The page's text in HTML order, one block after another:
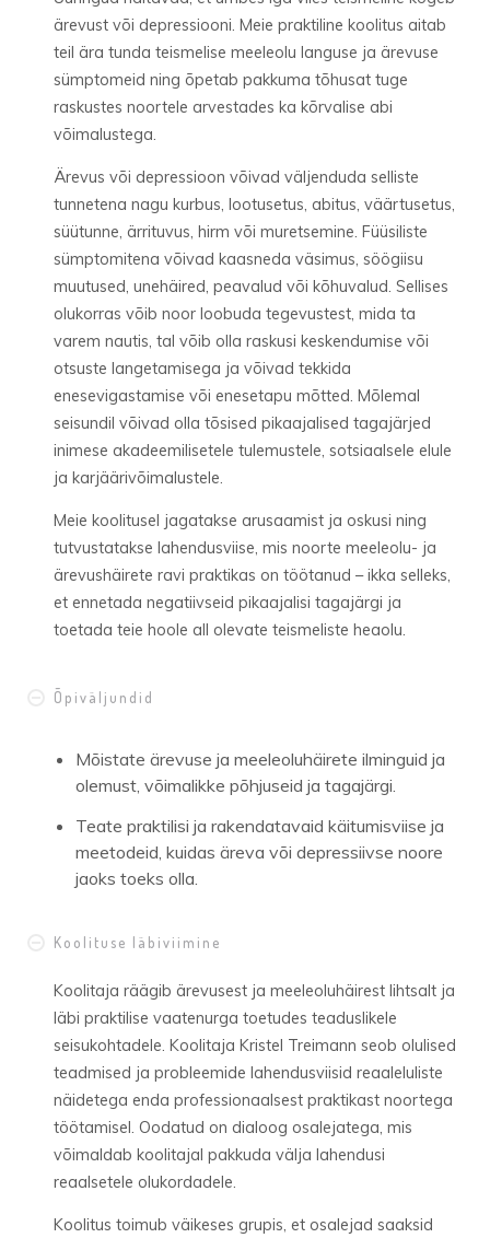
ärevust või depressiooni. Meie praktiline koolitus aitab
teil ära tunda teismelise meeleolu languse ja ärevuse
sümptomeid ning õpetab pakkuma tõhusat tuge
raskustes noortele arvestades ka kõrvalise abi
võimalustega.
Ärevus või depressioon võivad väljenduda selliste
tunnetena nagu kurbus, lootusetus, abitus, väärtusetus,
süütunne, ärrituvus, hirm või muretsemine. Füüsiliste
sümptomitena võivad kaasneda väsimus, söögiisu
muutused, unehäired, peavalud või kõhuvalud. Sellises
olukorras võib noor loobuda tegevustest, mida ta
varem nautis, tal võib olla raskusi keskendumise või
otsuste langetamisega ja võivad tekkida
enesevigastamise või enesetapu mõtted. Mõlemal
seisundil võivad olla tõsised pikaajalised tagajärjed
inimese akadeemilisetele tulemustele, sotsiaalsele elule
ja karjäärivõimalustele.
Meie koolitusel jagatakse arusaamist ja oskusi ning
tutvustatakse lahendusviise, mis noorte meeleolu- ja
ärevushäirete ravi praktikas on töötanud – ikka selleks,
et ennetada negatiivseid pikaajalisi tagajärgi ja
toetada teie hoole all olevate teismeliste heaolu.
Õpiväljundid
Mõistate ärevuse ja meeleoluhäirete ilminguid ja
olemust, võimalikke põhjuseid ja tagajärgi.
Teate praktilisi ja rakendatavaid käitumisviise ja
meetodeid, kuidas äreva või depressiivse noore
jaoks toeks olla.
Koolituse läbiviimine
Koolitaja räägib ärevusest ja meeleoluhäirest lihtsalt ja
läbi praktilise vaatenurga toetudes teaduslikele
seisukohtadele. Koolitaja Kristel Treimann seob olulised
teadmised ja probleemide lahendusviisid reaaleluliste
näidetega enda professionaalsest praktikast noortega
töötamisel. Oodatud on dialoog osalejatega, mis
võimaldab koolitajal pakkuda välja lahendusi
reaalsetele olukordadele.
Koolitus toimub väikeses grupis, et osalejad saaksid